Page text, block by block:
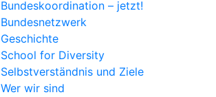
Bundeskoordination – jetzt!
Bundesnetzwerk
Geschichte
School for Diversity
Selbstverständnis und Ziele
Wer wir sind